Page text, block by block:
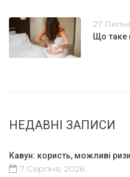
27
Що таке
НЕДАВНІ ЗАПИСИ
Кавун: користь, можливі
7 Серпня, 2026